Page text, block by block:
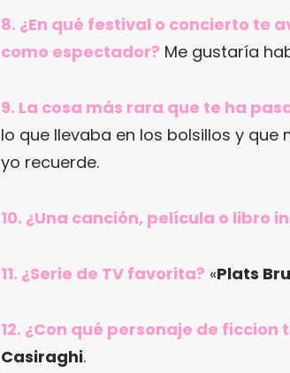
8. ¿En qué festival o concierto te
como espectador? Me gustaría
9. La cosa más rara que te ha
lo que llevaba en los bolsillos y
yo recuerde.
10. ¿Una canción, película o libro
11. ¿Serie de TV favorita? «Plats
12. ¿Con qué personaje de ficcion
Casiraghi.